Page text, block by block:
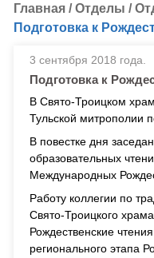
Главная /Отделы /
Подготовка к
3 сентября 2018 года.
Подготовка к
В Свято-Троицком
Тульской митрополии
В повестке дня
образовательных
Международных
Работу коллегии по
Свято-Троицкого
Рождественские
регионального этапа